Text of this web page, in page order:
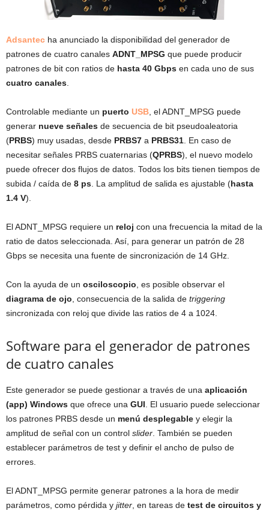
Adsantec ha anunciado la disponibilidad del generador de
patrones de cuatro canales ADNT_MPSG que puede producir
patrones de bit con ratios de hasta 40 Gbps en cada uno de sus
cuatro canales
Controlable mediante un puerto USB , el ADNT_MPSG puede
generar nueve señales de secuencia de bit pseudoaleatoria
(PRBS) muy usadas, desde PRBS7 a PRBS31 . En caso de
necesitar señales PRBS cuaternarias (QPRBS), el nuevo modelo
puede ofrecer dos flujos de datos. Todos los bits tienen tiempos de
subida / caída de 8 ps . La amplitud de salida es ajustable (hasta
1.4 V).
El ADNT_MPSG requiere un reloj con una frecuencia la mitad de la
ratio de datos seleccionada. Así, para generar un patrón de 28
Gbps se necesita una fuente de sincronización de 14 GHz.
Con la ayuda de un osciloscopio , es posible observar el
diagrama de ojo , consecuencia de la salida de triggering
sincronizada con reloj que divide las ratios de 4 a 1024.
Software para el generador de patrones
de cuatro canales
Este generador se puede gestionar a través de una aplicación
(app) Windows que ofrece una GUI . El usuario puede seleccionar
los patrones PRBS desde un menú desplegable y elegir la
amplitud de señal con un control slider . También se pueden
establecer parámetros de test y definir el ancho de pulso de
errores.
El ADNT_MPSG permite generar patrones a la hora de medir
parámetros, como pérdida y jitter , en tareas de test de circuitos y